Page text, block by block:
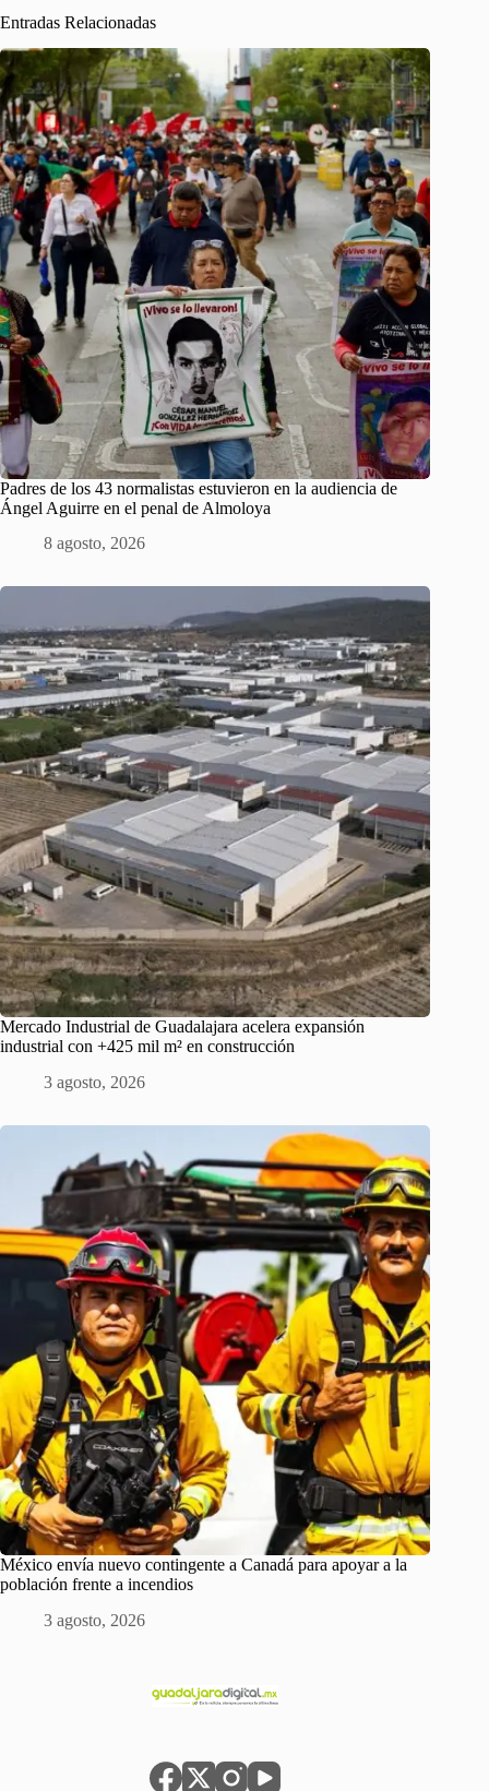
Entradas Relacionadas
Padres de los 43 normalistas estuvieron en la audiencia de
Ángel Aguirre en el penal de Almoloya
8 agosto, 2026
Mercado Industrial de Guadalajara acelera expansión
industrial con +425 mil m² en construcción
3 agosto, 2026
México envía nuevo contingente a Canadá para apoyar a la
población frente a incendios
3 agosto, 2026